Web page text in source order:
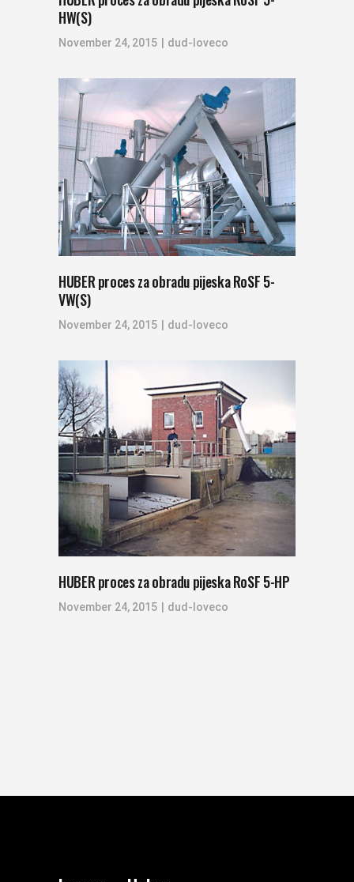
HW(S)
November 24, 2015 dud-loveco
HUBER proces za obradu pijeska RoSF 5-
VW(S)
November 24, 2015 dud-loveco
HUBER proces za obradu pijeska RoSF 5-HP
November 24, 2015 dud-loveco